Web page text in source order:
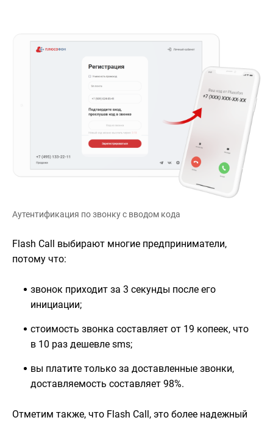
Аутентификация по звонку с вводом кода
Flash Call выбирают многие предприниматели,
потому что:
звонок приходит за 3 секунды после его
инициации;
стоимость звонка составляет от 19 копеек, что
в 10 раз дешевле sms;
вы платите только за доставленные звонки,
доставляемость составляет 98%.
Отметим также, что Flash Call, это более надежный